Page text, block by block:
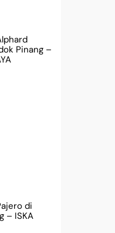
Pinang –
di
– ISKA